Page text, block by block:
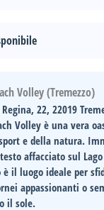
Volley (Tremezzo)
22, 22019
Volley è una vera
e della natura.
affacciato sul
è il luogo ideale per
appassionanti o
il sole.